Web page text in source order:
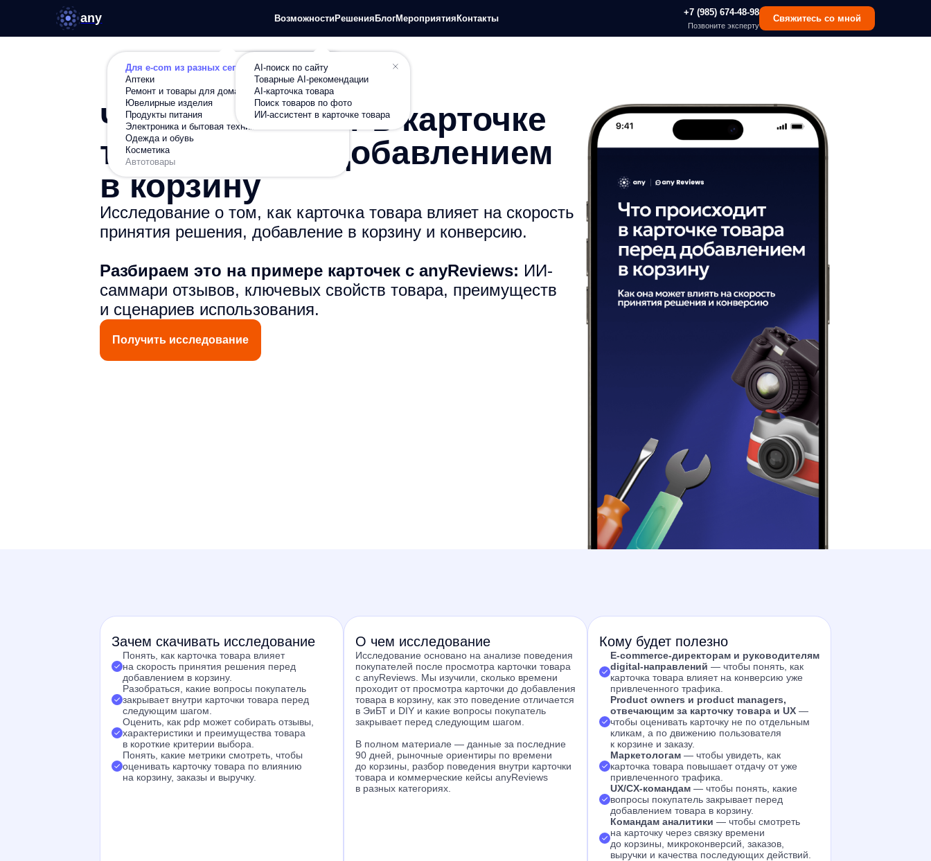
any ВозможностиРешенияБлогМероприятияКонтакты Свяжитесь со мной
Для e-com из разных сегментов
Аптеки
Ремонт и товары для дома
Ювелирные изделия
Продукты питания
Электроника и бытовая техника
Одежда и обувь
Косметика
Автотовары
AI-поиск по сайту
Товарные AI-рекомендации
AI-карточка товара
Поиск товаров по фото
ИИ-ассистент в карточке товара
Что происходит в карточке
товара перед добавлением
в корзину
Исследование о том, как карточка товара влияет на скорость
принятия решения, добавление в корзину и конверсию.
Разбираем это на примере карточек с anyReviews: ИИ-
саммари отзывов, ключевых свойств товара, преимуществ
и сценариев использования.
Получить исследование
З ачем скачивать исследование
Понять, как карточка товара влияет
на скорость принятия решения перед
добавлением в корзину.
Разобраться, какие вопросы покупатель
закрывает внутри карточки товара перед
следующим шагом.
Оценить, как pdp может собирать отзывы,
характеристики и преимущества товара
в короткие критерии выбора.
Понять, какие метрики смотреть, чтобы
оценивать карточку товара по влиянию
на корзину, заказы и выручку.
О чем исследование
Исследование основано на анализе поведения
покупателей после просмотра карточки товара
с anyReviews. Мы изучили, сколько времени
проходит от просмотра карточки до добавления
товара в корзину, как это поведение отличается
в ЭиБТ и DIY и какие вопросы покупатель
закрывает перед следующим шагом.
В полном материале — данные за последние
90 дней, рыночные ориентиры по времени
до корзины, разбор поведения внутри карточки
товара и коммерческие кейсы anyReviews
в разных категориях.
Кому будет полезно
E-commerce-директорам и руководителям
digital-направлений — чтобы понять, как
карточка товара влияет на конверсию уже
привлеченного трафика.
Product owners и product managers,
отвечающим за карточку товара и UX —
чтобы оценивать карточку не по отдельным
кликам, а по движению пользователя
к корзине и заказу.
Маркетологам — чтобы увидеть, как
карточка товара повышает отдачу от уже
привлеченного трафика.
UX/CX-командам — чтобы понять, какие
вопросы покупатель закрывает перед
добавлением товара в корзину.
Командам аналитики — чтобы смотреть
на карточку через связку времени
до корзины, микроконверсий, заказов,
выручки и качества последующих действий.